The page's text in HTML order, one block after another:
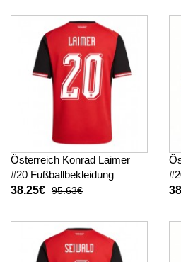
Österreich Konrad Laimer
#20 Fußballbekleidung
Heimtrikot WM 2026
38.25€ 95.63€